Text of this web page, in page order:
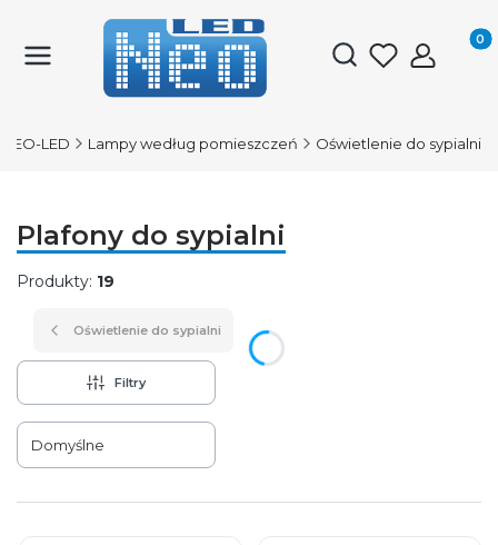
Otwórz
NEO-LED Lampy według pomieszczeń Oświetlenie do sypialni
Plafony do sypialni
Produkty: 19
Oświetlenie do sypialni
Filtry
Lista produktów
Domyślne